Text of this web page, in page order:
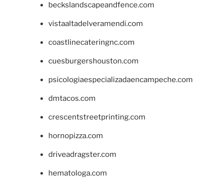
beckslandscapeandfence.com
vistaaltadelveramendi.com
coastlinecateringnc.com
cuesburgershouston.com
psicologiaespecializadaencampeche.com
dmtacos.com
crescentstreetprinting.com
hornopizza.com
driveadragster.com
hematologa.com